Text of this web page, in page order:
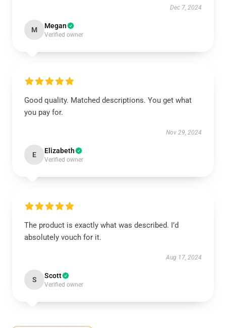
Dec 7, 2024
M Megan
Verified owner
Good quality. Matched descriptions. You get what
you pay for.
Nov 29, 2024
E Elizabeth
Verified owner
The product is exactly what was described. I’d
absolutely vouch for it.
Aug 17, 2024
S Scott
Verified owner